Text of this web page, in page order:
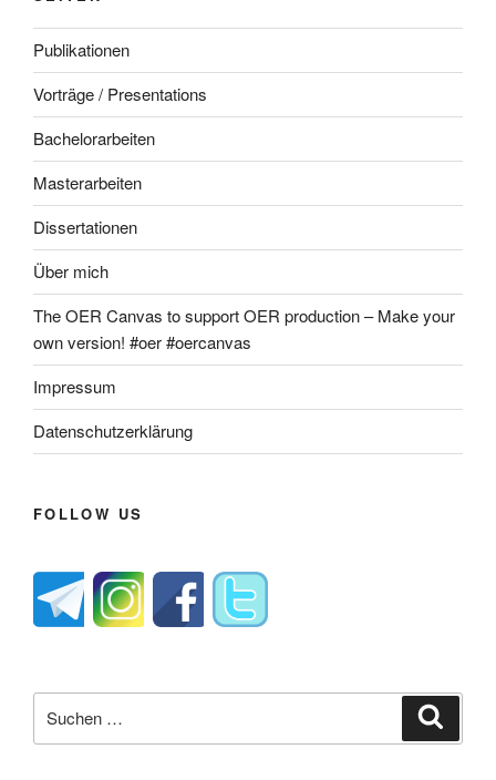
Publikationen
Vorträge / Presentations
Bachelorarbeiten
Masterarbeiten
Dissertationen
Über mich
The OER Canvas to support OER production – Make your
own version! #oer #oercanvas
Impressum
Datenschutzerklärung
FOLLOW US
nach: